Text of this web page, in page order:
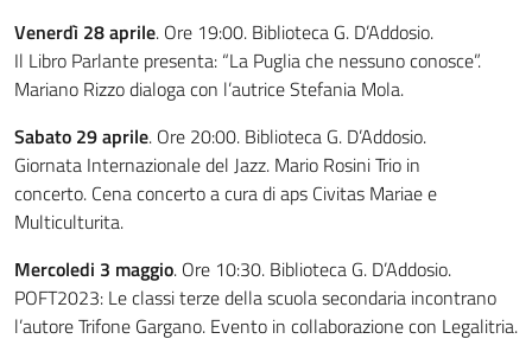
Venerdì 28 aprile. Ore 19:00. Biblioteca G. D’Addosio.
Il Libro Parlante presenta: “La Puglia che nessuno conosce”.
Mariano Rizzo dialoga con l’autrice Stefania Mola.
Sabato 29 aprile. Ore 20:00. Biblioteca G. D’Addosio.
Giornata Internazionale del Jazz. Mario Rosini Trio in
concerto. Cena concerto a cura di aps Civitas Mariae e
Multiculturita.
Mercoledi 3 maggio. Ore 10:30. Biblioteca G. D’Addosio.
POFT2023: Le classi terze della scuola secondaria incontrano
l’autore Trifone Gargano. Evento in collaborazione con Legalitria.